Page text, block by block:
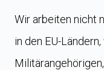
Wir arbeiten nicht
in den EU-